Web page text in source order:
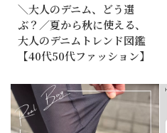
＼大人のデニム、どう選
ぶ？／夏から秋に使える、
大人のデニムトレンド図鑑
【40代50代ファッション】